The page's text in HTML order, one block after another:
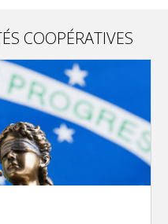
COOPÉRATIVES